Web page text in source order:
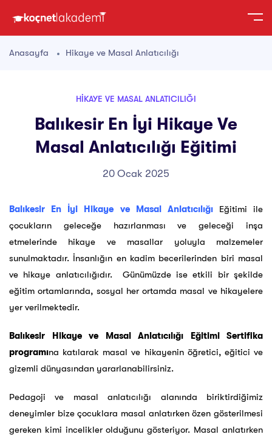
Anasayfa Hikaye ve Masal Anlatıcılığı
HIKAYE VE MASAL ANLATICILIĞI
Balıkesir En İyi Hikaye Ve
Masal Anlatıcılığı Eğitimi
20 Ocak 2025
Balıkesir En İyi Hikaye ve Masal AnlatıcılığıEğitimi ile
çocukların geleceğe hazırlanması ve geleceği inşa
etmelerinde hikaye ve masallar yoluyla malzemeler
sunulmaktadır. İnsanlığın en kadim becerilerinden biri masal
ve hikaye anlatıcılığıdır. Günümüzde ise etkili bir şekilde
eğitim ortamlarında, sosyal her ortamda masal ve hikayelere
yer verilmektedir.
Balıkesir Hikaye ve Masal Anlatıcılığı Eğitimi Sertifika
programına katılarak masal ve hikayenin öğretici, eğitici ve
gizemli dünyasından yararlanabilirsiniz.
Pedagoji ve masal anlatıcılığı alanında biriktirdiğimiz
deneyimler bize çocuklara masal anlatırken özen gösterilmesi
gereken kimi incelikler olduğunu gösteriyor. Masal anlatırken